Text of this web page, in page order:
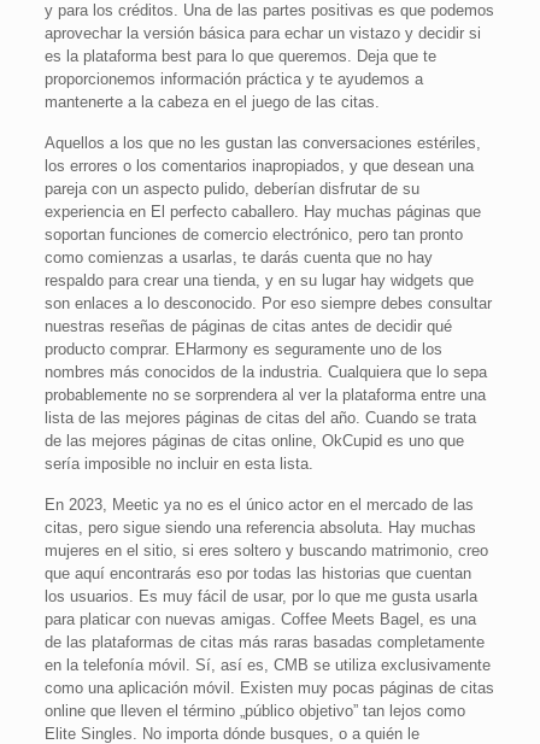
y para los créditos. Una de las partes positivas es que podemos
aprovechar la versión básica para echar un vistazo y decidir si
es la plataforma best para lo que queremos. Deja que te
proporcionemos información práctica y te ayudemos a
mantenerte a la cabeza en el juego de las citas.
Aquellos a los que no les gustan las conversaciones estériles,
los errores o los comentarios inapropiados, y que desean una
pareja con un aspecto pulido, deberían disfrutar de su
experiencia en El perfecto caballero. Hay muchas páginas que
soportan funciones de comercio electrónico, pero tan pronto
como comienzas a usarlas, te darás cuenta que no hay
respaldo para crear una tienda, y en su lugar hay widgets que
son enlaces a lo desconocido. Por eso siempre debes consultar
nuestras reseñas de páginas de citas antes de decidir qué
producto comprar. EHarmony es seguramente uno de los
nombres más conocidos de la industria. Cualquiera que lo sepa
probablemente no se sorprendera al ver la plataforma entre una
lista de las mejores páginas de citas del año. Cuando se trata
de las mejores páginas de citas online, OkCupid es uno que
sería imposible no incluir en esta lista.
En 2023, Meetic ya no es el único actor en el mercado de las
citas, pero sigue siendo una referencia absoluta. Hay muchas
mujeres en el sitio, si eres soltero y buscando matrimonio, creo
que aquí encontrarás eso por todas las historias que cuentan
los usuarios. Es muy fácil de usar, por lo que me gusta usarla
para platicar con nuevas amigas. Coffee Meets Bagel, es una
de las plataformas de citas más raras basadas completamente
en la telefonía móvil. Sí, así es, CMB se utiliza exclusivamente
como una aplicación móvil. Existen muy pocas páginas de citas
online que lleven el término „público objetivo” tan lejos como
Elite Singles. No importa dónde busques, o a quién le